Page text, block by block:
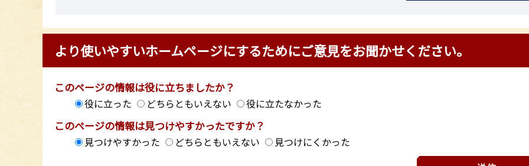
より使いやすいホームページにするためにご意見をお聞かせください。
このページの情報は役に立ちましたか？
役に立った どちらともいえない 役に立たなかった
このページの情報は見つけやすかったですか？
見つけやすかった どちらともいえない 見つけにくかった